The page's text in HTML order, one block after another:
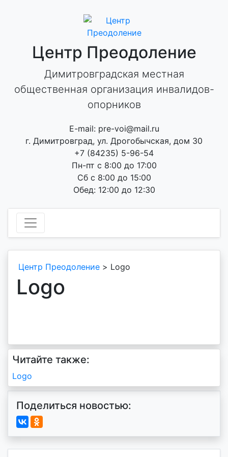
Центр Преодоление
Димитровградская местная
общественная организация инвалидов-
опорников
E-mail: pre-voi@mail.ru
г. Димитровград, ул. Дрогобычская, дом 30
+7 (84235) 5-96-54
Пн-пт с 8:00 до 17:00
Сб с 8:00 до 15:00
Обед: 12:00 до 12:30
Центр Преодоление > Logo
Logo
Читайте также:
Навигация
по
записям
Logo
Поделиться новостью: